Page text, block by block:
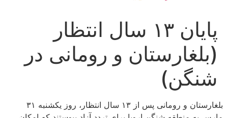
پایان ۱۳ سال انتظار
(بلغارستان و رومانی در
شنگن)
بلغارستان و رومانی پس از ۱۳ سال انتظار، روز یکشنبه ۳۱